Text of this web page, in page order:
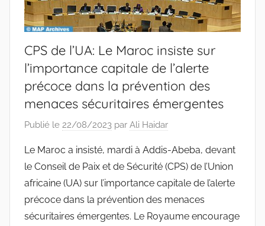
CPS de l’UA: Le Maroc insiste sur
l’importance capitale de l’alerte
précoce dans la prévention des
menaces sécuritaires émergentes
Publié le 22/08/2023 par Ali Haidar
Le Maroc a insisté, mardi à Addis-Abeba, devant
le Conseil de Paix et de Sécurité (CPS) de l’Union
africaine (UA) sur l’importance capitale de l’alerte
précoce dans la prévention des menaces
sécuritaires émergentes. Le Royaume encourage